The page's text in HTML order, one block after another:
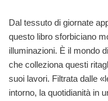
Dal tessuto di giornate
questo libro sforbiciano
illuminazioni. È il mondo
che colleziona questi
suoi lavori. Filtrata dalle
intorno, la quotidianità in